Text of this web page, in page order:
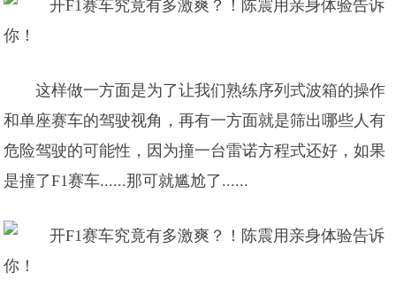
这样做一方面是为了让我们熟练序列式波箱的操作
和单座赛车的驾驶视角，再有一方面就是筛出哪些人有
危险驾驶的可能性，因为撞一台雷诺方程式还好，如果
是撞了F1赛车......那可就尴尬了......